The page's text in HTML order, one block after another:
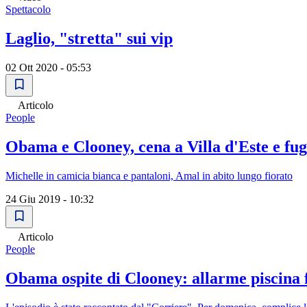
Spettacolo
Laglio, "stretta" sui vip
02 Ott 2020 - 05:53
Articolo
People
Obama e Clooney, cena a Villa d'Este e
Michelle in camicia bianca e pantaloni, Amal in abito lungo fiorato
24 Giu 2019 - 10:32
Articolo
People
Obama ospite di Clooney: allarme